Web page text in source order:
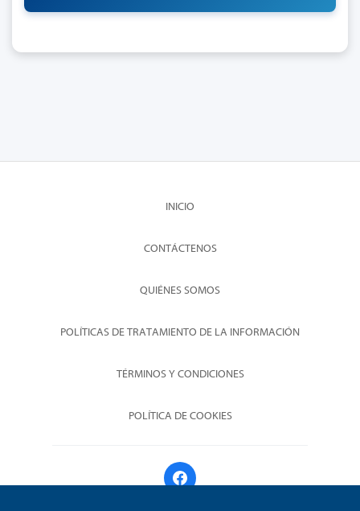
INICIO
CONTÁCTENOS
QUIÉNES SOMOS
POLÍTICAS DE TRATAMIENTO DE LA INFORMACIÓN
TÉRMINOS Y CONDICIONES
POLÍTICA DE COOKIES